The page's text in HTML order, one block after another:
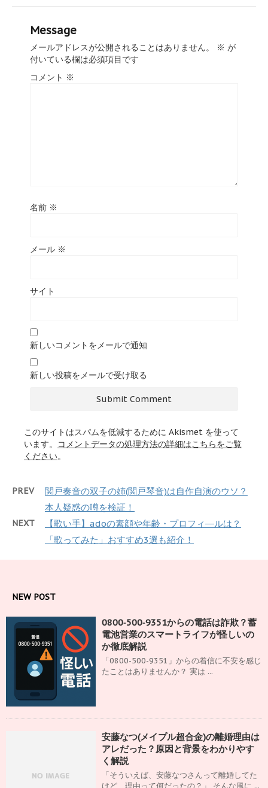
Message
メールアドレスが公開されることはありません。 ※ が
付いている欄は必須項目です
コメント ※
名前 ※
メール ※
サイト
新しいコメントをメールで通知
新しい投稿をメールで受け取る
このサイトはスパムを低減するために Akismet を使って
います。
コメントデータの処理方法の詳細はこちらをご覧
ください。
PREV
関戸奏音の双子の姉(関戸琴音)は自作自演のウソ？
本人疑惑の噂を検証！
NEXT
【歌い手】adoの素顔や年齢・プロフィ―ルは？
「歌ってみた」おすすめ3選も紹介！
NEW POST
0800‑500‑9351からの電話は詐欺？蓄
電池営業のスマートライフが怪しいの
か徹底解説
「0800-500-9351」からの着信に不安を感じ
たことはありませんか？ 実は ...
安藤なつ(メイプル超合金)の離婚理由は
アレだった？原因と背景をわかりやす
く解説
「そういえば、安藤なつさんって離婚してた
けど、理由って何だったの？」 そんな風に ...